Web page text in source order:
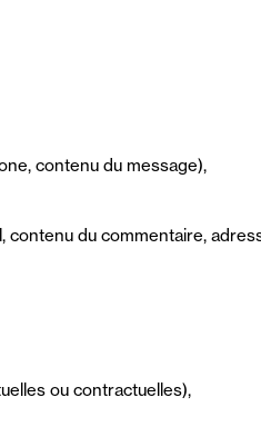
contenu du message),
du commentaire,
ou contractuelles),